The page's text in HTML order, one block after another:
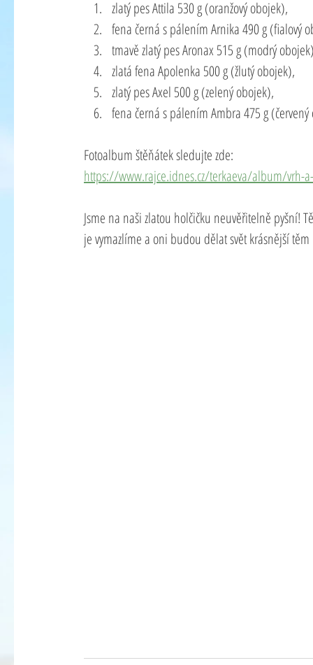
zlatý pes Attila 530 g (oranžový obojek),
fena černá s pálením Arnika 490 g (fialový
tmavě zlatý pes Aronax 515 g (modrý
zlatá fena Apolenka 500 g (žlutý obojek),
zlatý pes Axel 500 g (zelený obojek),
fena černá s pálením Ambra 475 g
Fotoalbum štěňátek sledujte zde:
https://www.rajce.idnes.cz/terkaeva/album/vrh-
Jsme na naši zlatou holčičku neuvěřitelně pyšní!
je vymazlíme a oni budou dělat svět krásnější